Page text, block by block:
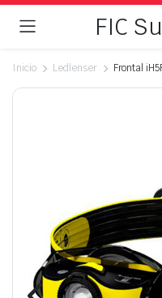
FIC
Inicio Ledlenser Frontal